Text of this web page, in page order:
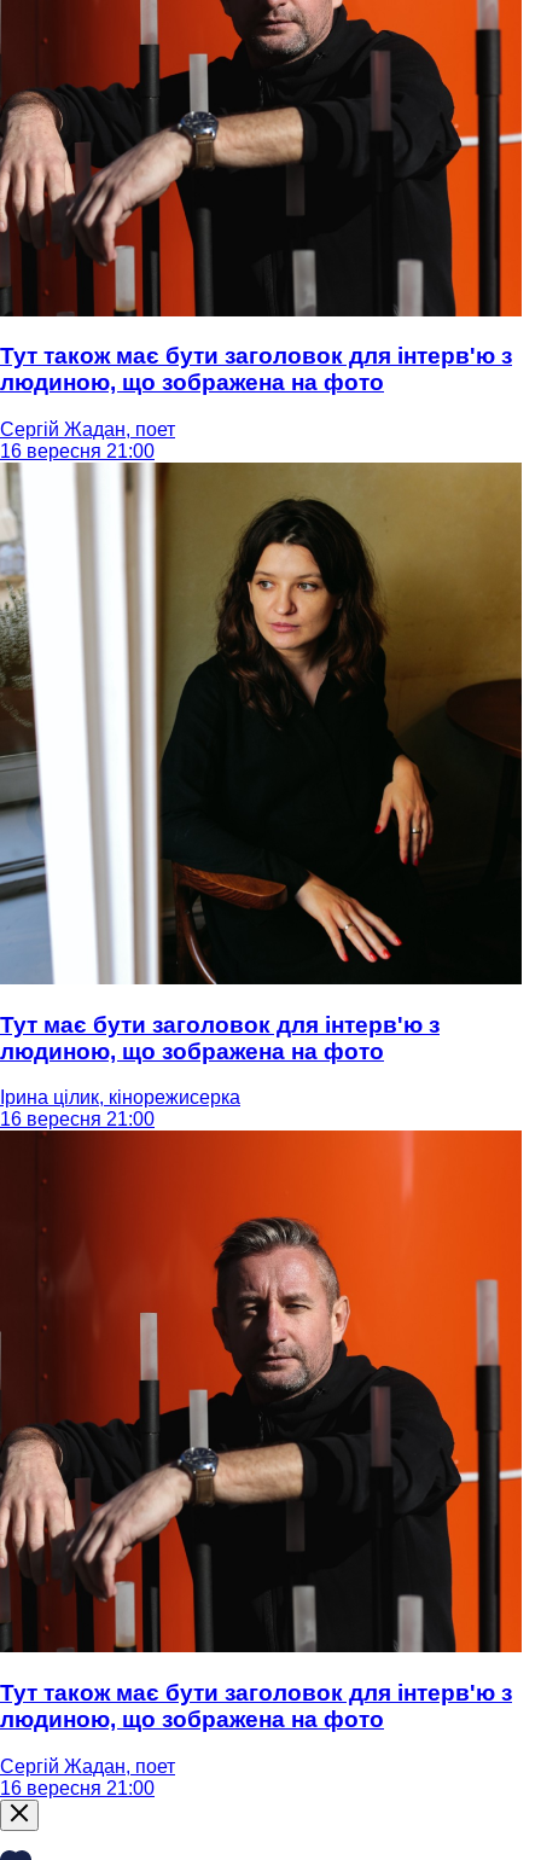
Тут також має бути заголовок для інтерв'ю з
людиною, що зображена на фото
Сергій Жадан, поет
16 вересня 21:00
Тут має бути заголовок для інтерв'ю з
людиною, що зображена на фото
Ірина цілик, кінорежисерка
16 вересня 21:00
Тут також має бути заголовок для інтерв'ю з
людиною, що зображена на фото
Сергій Жадан, поет
16 вересня 21:00